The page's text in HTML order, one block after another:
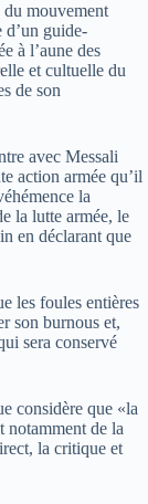
du mouvement
d’un guide-
à l’aune des
et cultuelle du
de son
avec Messali
action armée qu’il
la
la lutte armée, le
en déclarant que
les foules entières
son burnous et,
sera conservé
considère que «la
notamment de la
la critique et